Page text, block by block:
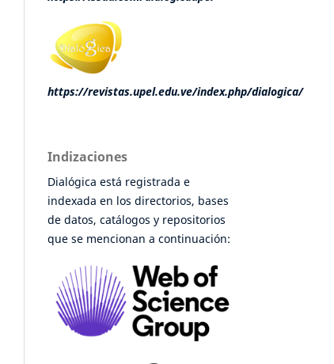
https://revistas.upel.edu.ve/index.php/dialogica/
Indizaciones
Dialógica está registrada e
indexada en los directorios, bases
de datos, catálogos y repositorios
que se mencionan a continuación: